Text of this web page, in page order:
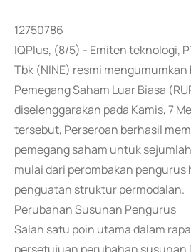
12750786
IQPlus, (8/5) - Emiten teknologi,
Tbk (NINE) resmi mengumumkan
Pemegang Saham Luar Biasa
diselenggarakan pada Kamis, 7
tersebut, Perseroan berhasil
pemegang saham untuk
mulai dari perombakan pengurus
penguatan struktur permodalan.
Perubahan Susunan Pengurus
Salah satu poin utama dalam